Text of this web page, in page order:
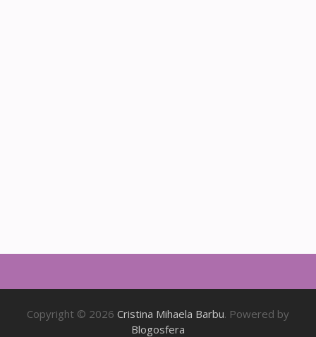
Copyright © 2026 Cristina Mihaela Barbu. Powered by
Blogosfera